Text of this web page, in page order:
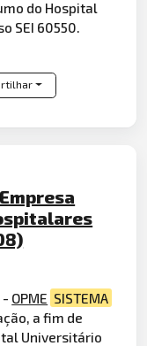
do Hospital
SEI 60550.
- OPME SISTEMA
a fim de
Universitário